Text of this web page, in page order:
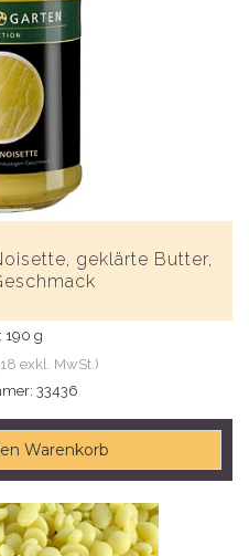
geklärte Butter,
190 g
exkl. MwSt.)
33436
Warenkorb